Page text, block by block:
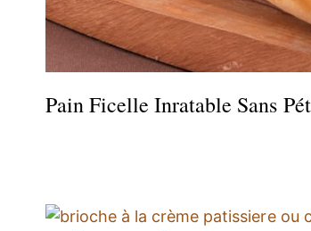
Pain Ficelle Inratable Sans